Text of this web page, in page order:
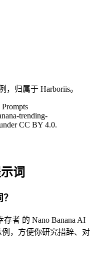
归属于 Harboriis。
trending-
CC BY 4.0.
词
者 的 Nano Banana AI
，方便你研究措辞、对